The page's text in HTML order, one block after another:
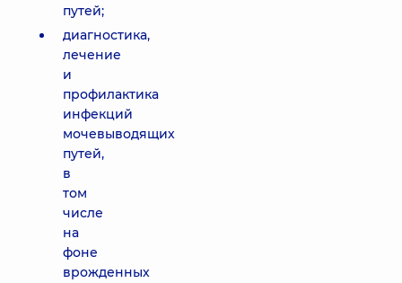
путей;
диагностика,
лечение
и
профилактика
инфекций
мочевыводящих
путей,
в
том
числе
на
фоне
врожденных